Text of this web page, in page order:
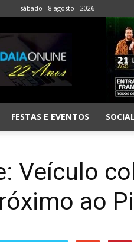
sábado - 8 agosto - 2026
FESTAS E EVENTOS SOCIAL
Veículo
ao